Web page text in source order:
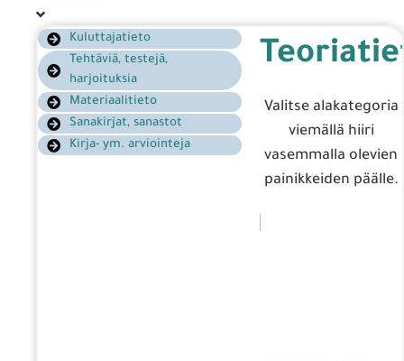
Kuluttajatieto
Tehtäviä, testejä,
harjoituksia
Materiaalitieto
Sanakirjat, sanastot
Kirja- ym. arviointeja
Valitse alakategoria
viemällä hiiri
vasemmalla olevien
painikkeiden päälle.